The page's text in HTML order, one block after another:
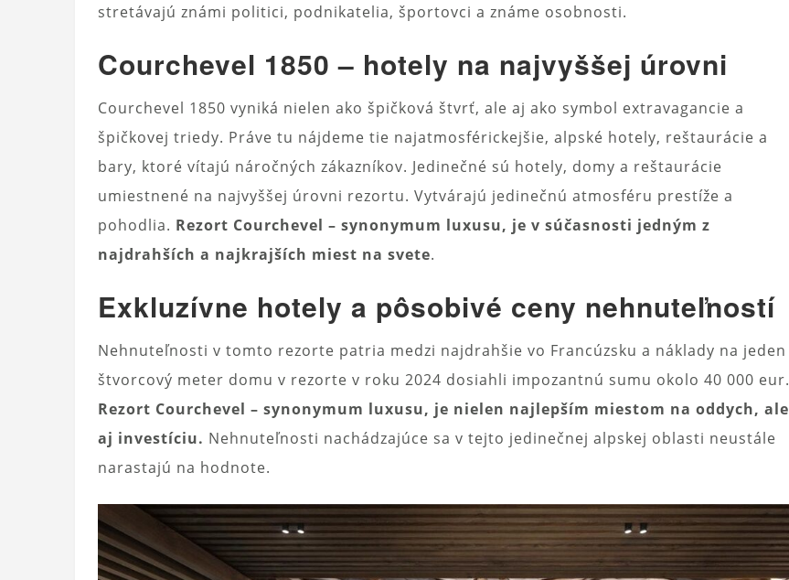
stretávajú známi politici, podnikatelia, športovci a známe osobnosti.
Courchevel 1850 – hotely na najvyššej úrovni
Courchevel 1850 vyniká nielen ako špičková štvrť, ale aj ako symbol extravagancie a
špičkovej triedy. Práve tu nájdeme tie najatmosférickejšie, alpské hotely, reštaurácie a
bary, ktoré vítajú náročných zákazníkov. Jedinečné sú hotely, domy a reštaurácie
umiestnené na najvyššej úrovni rezortu. Vytvárajú jedinečnú atmosféru prestíže a
pohodlia. Rezort Courchevel – synonymum luxusu, je v súčasnosti jedným z
najdrahších a najkrajších miest na svete.
Exkluzívne hotely a pôsobivé ceny nehnuteľností
Nehnuteľnosti v tomto rezorte patria medzi najdrahšie vo Francúzsku a náklady na jeden
štvorcový meter domu v rezorte v roku 2024 dosiahli impozantnú sumu okolo 40 000 eur.
Rezort Courchevel – synonymum luxusu, je nielen najlepším miestom na oddych, ale
aj investíciu. Nehnuteľnosti nachádzajúce sa v tejto jedinečnej alpskej oblasti neustále
narastajú na hodnote.